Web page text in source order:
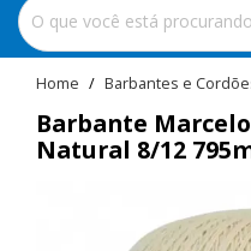
home Barbantes e
Barbante
Natural 8/12